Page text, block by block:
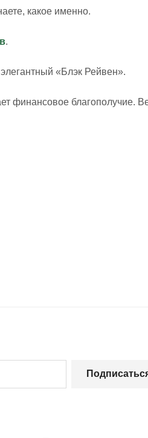
какое именно.
.
«Блэк Рейвен».
финансовое благополучие.